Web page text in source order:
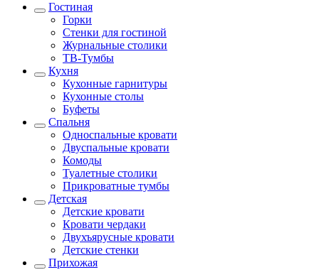
Гостиная
Горки
Стенки для гостиной
Журнальные столики
TВ-Тумбы
Кухня
Кухонные гарнитуры
Кухонные столы
Буфеты
Спальня
Односпальные кровати
Двуспальные кровати
Комоды
Туалетные столики
Прикроватные тумбы
Детская
Детские кровати
Кровати чердаки
Двухъярусные кровати
Детские стенки
Прихожая